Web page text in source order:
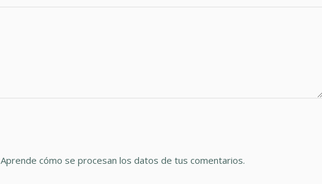
Aprende cómo se procesan los datos de tus comentarios.